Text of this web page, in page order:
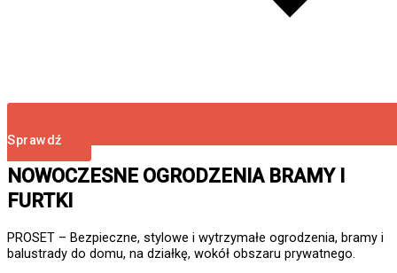
Sprawdź
NOWOCZESNE OGRODZENIA BRAMY I
FURTKI
PROSET – Bezpieczne, stylowe i wytrzymałe ogrodzenia, bramy i
balustrady do domu, na działkę, wokół obszaru prywatnego.